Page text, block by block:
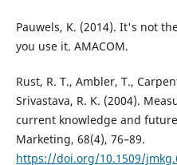
Pauwels, K. (2014). It's not
you use it. AMACOM.
Rust, R. T., Ambler, T.,
Srivastava, R. K. (2004).
current knowledge and
Marketing, 68(4), 76–89.
https://doi.org/10.1509/